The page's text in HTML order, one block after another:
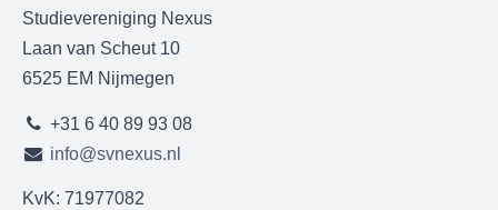
Studievereniging Nexus
Laan van Scheut 10
6525 EM Nijmegen
+31 6 40 89 93 08
info@svnexus.nl
KvK: 71977082